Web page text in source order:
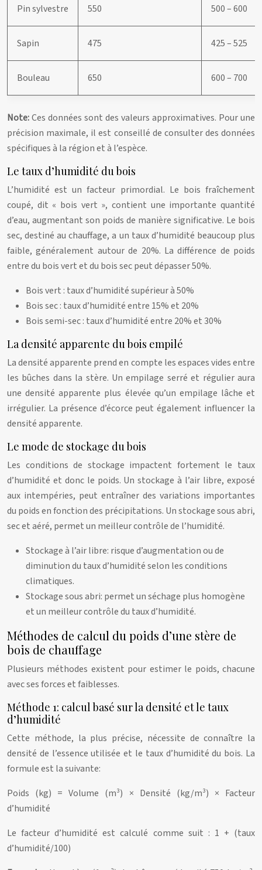
Pin sylvestre 550 500 – 600
Sapin 475 425 – 525
Bouleau 650 600 – 700
Note:Ces données sont des valeurs approximatives. Pour une
précision maximale, il est conseillé de consulter des données
spécifiques à la région et à l’espèce.
Le taux d’humidité du bois
L’humidité est un facteur primordial. Le bois fraîchement
coupé, dit « bois vert », contient une importante quantité
d’eau, augmentant son poids de manière significative. Le bois
sec, destiné au chauffage, a un taux d’humidité beaucoup plus
faible, généralement autour de 20%. La différence de poids
entre du bois vert et du bois sec peut dépasser 50%.
Bois vert : taux d’humidité supérieur à 50%
Bois sec : taux d’humidité entre 15% et 20%
Bois semi-sec : taux d’humidité entre 20% et 30%
La densité apparente du bois empilé
La densité apparente prend en compte les espaces vides entre
les bûches dans la stère. Un empilage serré et régulier aura
une densité apparente plus élevée qu’un empilage lâche et
irrégulier. La présence d’écorce peut également influencer la
densité apparente.
Le mode de stockage du bois
Les conditions de stockage impactent fortement le taux
d’humidité et donc le poids. Un stockage à l’air libre, exposé
aux intempéries, peut entraîner des variations importantes
du poids en fonction des précipitations. Un stockage sous abri,
sec et aéré, permet un meilleur contrôle de l’humidité.
Stockage à l’air libre: risque d’augmentation ou de
diminution du taux d’humidité selon les conditions
climatiques.
Stockage sous abri: permet un séchage plus homogène
et un meilleur contrôle du taux d’humidité.
Méthodes de calcul du poids d’une stère de
bois de chauffage
Plusieurs méthodes existent pour estimer le poids, chacune
avec ses forces et faiblesses.
Méthode 1: calcul basé sur la densité et le taux
d’humidité
Cette méthode, la plus précise, nécessite de connaître la
densité de l’essence utilisée et le taux d’humidité du bois. La
formule est la suivante:
Poids (kg) = Volume (m³) × Densité (kg/m³) × Facteur
d’humidité
Le facteur d’humidité est calculé comme suit : 1 + (taux
d’humidité/100)